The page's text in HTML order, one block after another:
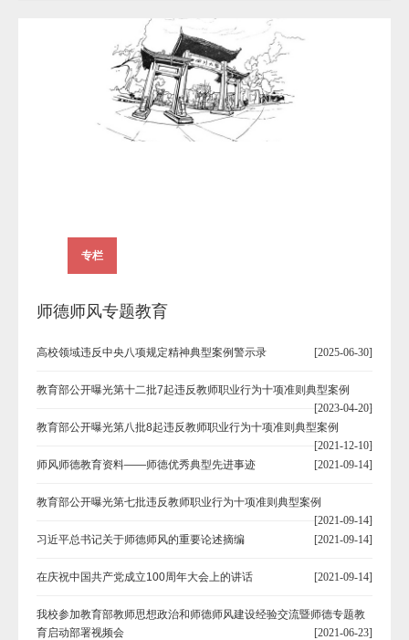
专栏
师德师风专题教育
高校领域违反中央八项规定精神典型案例警示录 [2025-06-30]
教育部公开曝光第十二批7起违反教师职业行为十项准则典型案例
[2023-04-20]
教育部公开曝光第八批8起违反教师职业行为十项准则典型案例
[2021-12-10]
师风师德教育资料——师德优秀典型先进事迹
[2021-09-14]
教育部公开曝光第七批违反教师职业行为十项准则典型案例
[2021-09-14]
习近平总书记关于师德师风的重要论述摘编
[2021-09-14]
在庆祝中国共产党成立100周年大会上的讲话 [2021-09-14]
我校参加教育部教师思想政治和师德师风建设经验交流暨师德专题教
育启动部署视频会
[2021-06-23]